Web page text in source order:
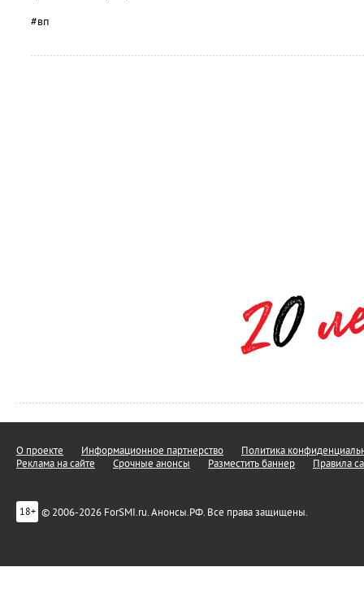
#вп
О проекте Информационное партнерство
Политика
Реклама на сайте
Срочные анонсы Разместить баннер Правила
18+ © 2006-2026 ForSMI.ru. Анонсы.РФ. Все права защищены.